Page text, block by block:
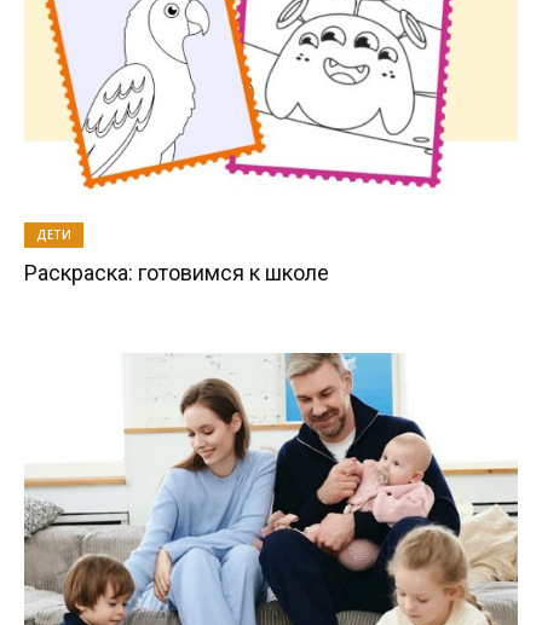
ДЕТИ
Раскраска: готовимся к школе